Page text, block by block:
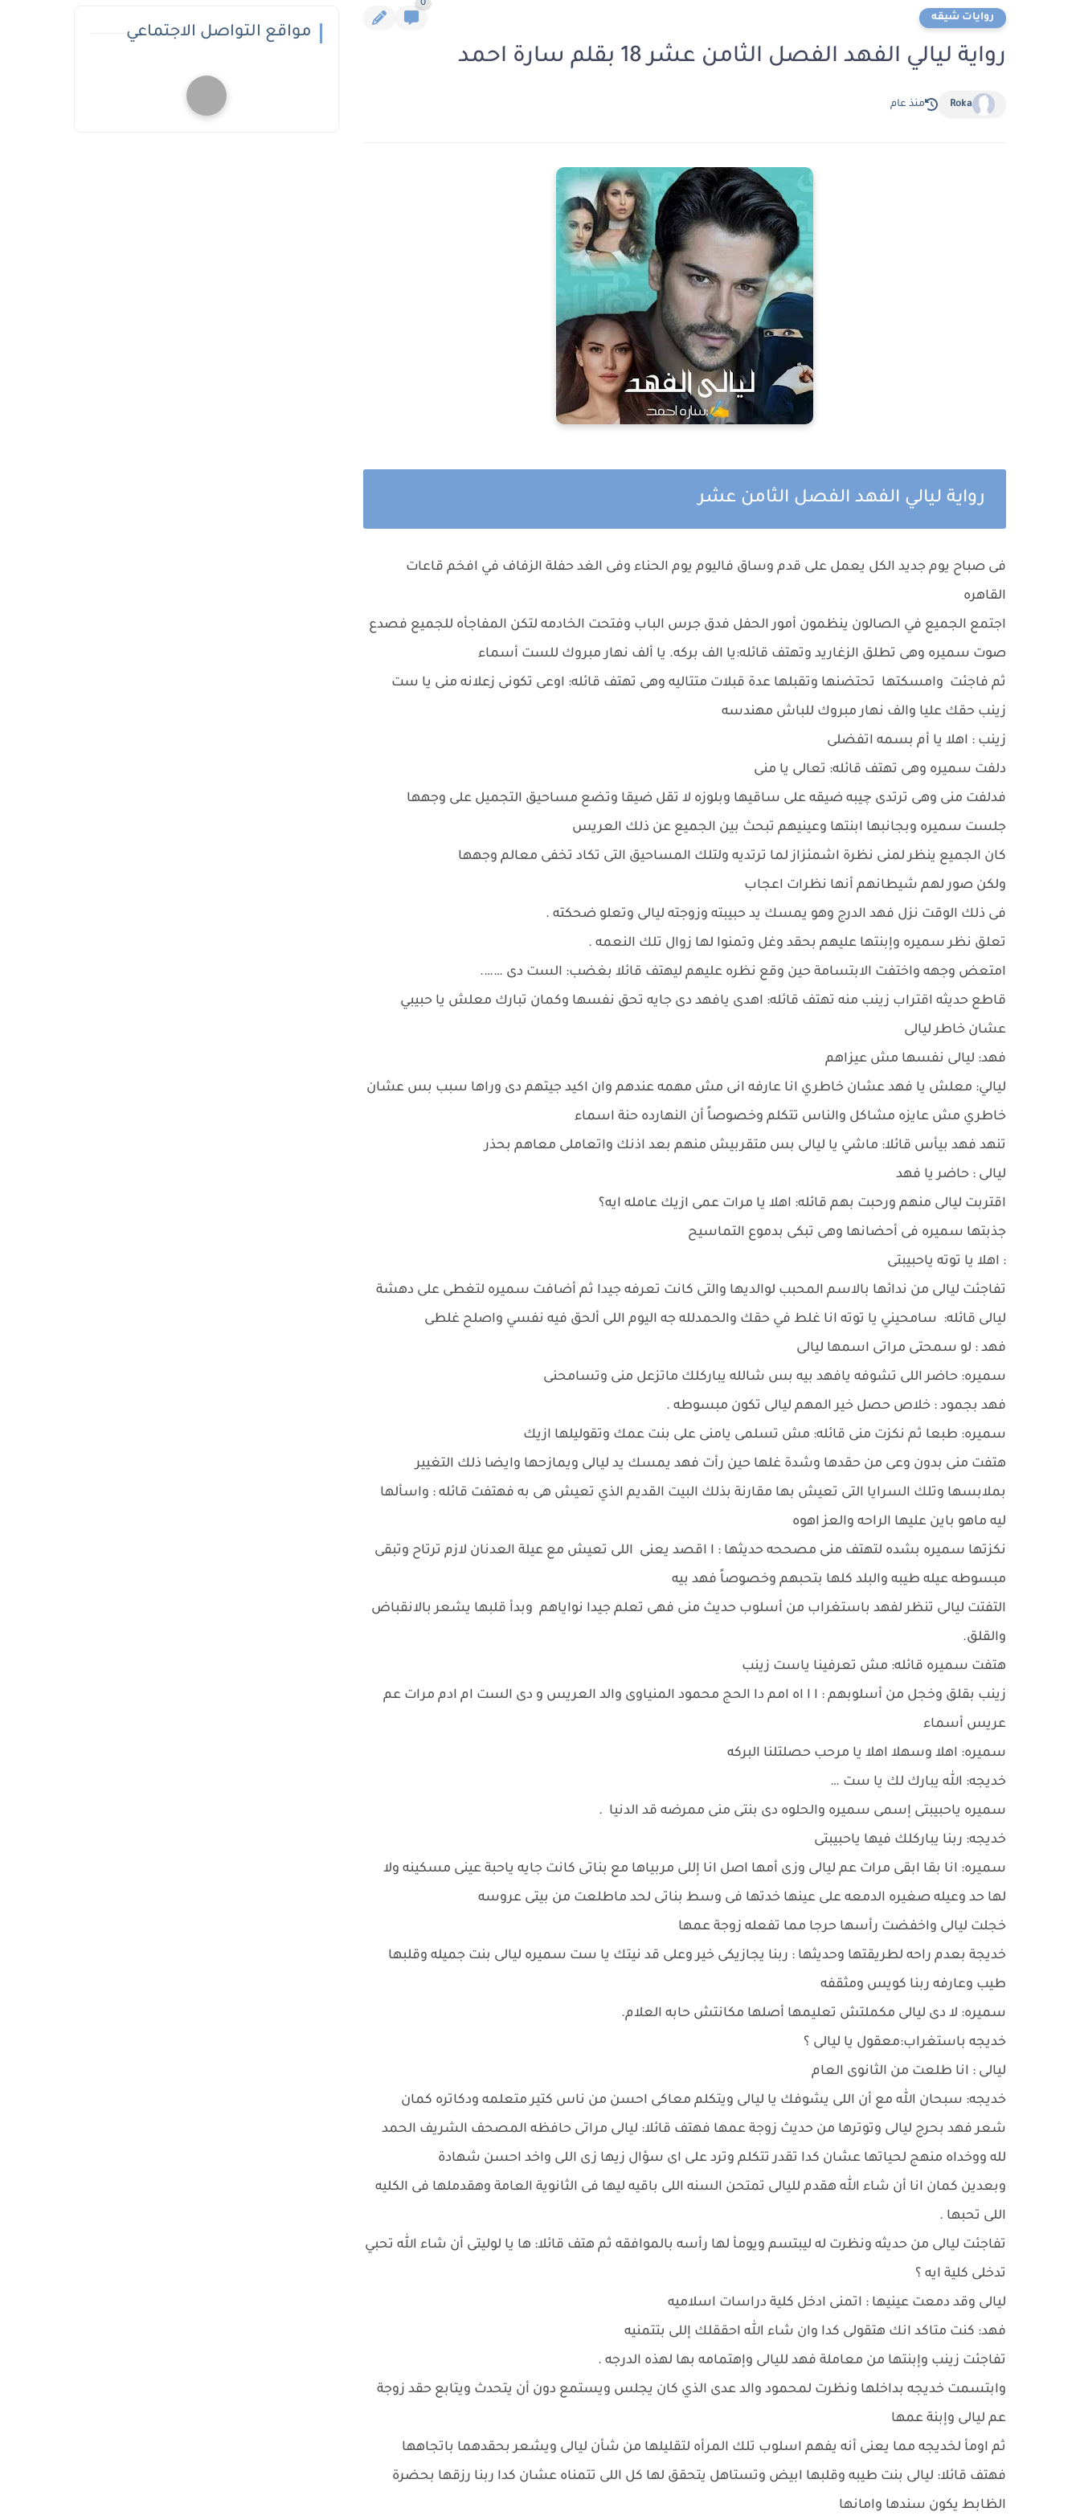
روايات شيقه
0
رواية ليالي الفهد الفصل الثامن عشر 18 بقلم سارة احمد
Roka منذ عام
رواية ليالي الفهد الفصل الثامن عشر
فى صباح يوم جديد الكل يعمل على قدم وساق فاليوم يوم الحناء وفى الغد حفلة الزفاف في افخم قاعات
القاهره
اجتمع الجميع في الصالون ينظمون أمور الحفل فدق جرس الباب وفتحت الخادمه لتكن المفاجأه للجميع فصدع
صوت سميره وهى تطلق الزغاريد وتهتف قائله:يا الف بركه. يا ألف نهار مبروك للست أسماء
ثم فاجئت وامسكتها تحتضنها وتقبلها عدة قبلات متتاليه وهى تهتف قائله: اوعى تكونى زعلانه منى يا ست
زينب حقك عليا والف نهار مبروك للباش مهندسه
زينب : اهلا يا أم بسمه اتفضلى
دلفت سميره وهى تهتف قائله: تعالى يا منى
فدلفت منى وهى ترتدى چيبه ضيقه على ساقيها وبلوزه لا تقل ضيقا وتضع مساحيق التجميل على وجهها
جلست سميره وبجانبها ابنتها وعينيهم تبحث بين الجميع عن ذلك العريس
كان الجميع ينظر لمنى نظرة اشمئزاز لما ترتديه ولتلك المساحيق التى تكاد تخفى معالم وجهها
ولكن صور لهم شيطانهم أنها نظرات اعجاب
فى ذلك الوقت نزل فهد الدرج وهو يمسك يد حبيبته وزوجته ليالى وتعلو ضحكته .
تعلق نظر سميره وإبنتها عليهم بحقد وغل وتمنوا لها زوال تلك النعمه .
امتعض وجهه واختفت الابتسامة حين وقع نظره عليهم ليهتف قائلا بغضب: الست دى …….
قاطع حديثه اقتراب زينب منه تهتف قائله: اهدى يافهد دى جايه تحق نفسها وكمان تبارك معلش يا حبيبي
عشان خاطر ليالى
فهد: ليالى نفسها مش عيزاهم
ليالي: معلش يا فهد عشان خاطري انا عارفه انى مش مهمه عندهم وان اكيد جيتهم دى وراها سبب بس عشان
خاطري مش عايزه مشاكل والناس تتكلم وخصوصاً أن النهارده حنة اسماء
تنهد فهد بيأس قائلا: ماشي يا ليالى بس متقربيش منهم بعد اذنك واتعاملى معاهم بحذر
ليالى : حاضر يا فهد
اقتربت ليالى منهم ورحبت بهم قائله: اهلا يا مرات عمى ازيك عامله ايه؟
جذبتها سميره فى أحضانها وهى تبكى بدموع التماسيح
: اهلا يا توته ياحبيبتى
تفاجئت ليالى من ندائها بالاسم المحبب لوالديها والتى كانت تعرفه جيدا ثم أضافت سميره لتغطى على دهشة
ليالى قائله: سامحيني يا توته انا غلط في حقك والحمدلله جه اليوم اللى ألحق فيه نفسي واصلح غلطى
فهد : لو سمحتى مراتى اسمها ليالى
سميره: حاضر اللى تشوفه يافهد بيه بس شالله يباركلك ماتزعل منى وتسامحنى
فهد بجمود : خلاص حصل خير المهم ليالى تكون مبسوطه .
سميره: طبعا ثم نكزت منى قائله: مش تسلمى يامنى على بنت عمك وتقوليلها ازيك
هتفت منى بدون وعى من حقدها وشدة غلها حين رأت فهد يمسك يد ليالى ويمازحها وايضا ذلك التغيير
بملابسها وتلك السرايا التى تعيش بها مقارنة بذلك البيت القديم الذي تعيش هى به فهتفت قائله : واسألها
ليه ماهو باين عليها الراحه والعز اهوه
نكزتها سميره بشده لتهتف منى مصححه حديثها : ا اقصد يعنى اللى تعيش مع عيلة العدنان لازم ترتاح وتبقى
مبسوطه عيله طيبه والبلد كلها بتحبهم وخصوصاً فهد بيه
التفتت ليالى تنظر لفهد باستغراب من أسلوب حديث منى فهى تعلم جيدا نواياهم وبدأ قلبها يشعر بالانقباض
والقلق.
هتفت سميره قائله: مش تعرفينا ياست زينب
زينب بقلق وخجل من أسلوبهم : ا ا اه امم دا الحج محمود المنياوى والد العريس و دى الست ام ادم مرات عم
عريس أسماء
سميره: اهلا وسهلا اهلا يا مرحب حصلتلنا البركه
خديجه: الله يبارك لك يا ست …
سميره ياحبيبتى إسمى سميره والحلوه دى بنتى منى ممرضه قد الدنيا .
خديجه: ربنا يباركلك فيها ياحبيبتى
سميره: انا بقا ابقى مرات عم ليالى وزى أمها اصل انا إللى مربياها مع بناتى كانت جايه ياحبة عينى مسكينه ولا
لها حد وعيله صغيره الدمعه على عينها خدتها فى وسط بناتى لحد ماطلعت من بيتى عروسه
خجلت ليالى واخفضت رأسها حرجا مما تفعله زوجة عمها
خديجة بعدم راحه لطريقتها وحديثها : ربنا يجازيكى خير وعلى قد نيتك يا ست سميره ليالى بنت جميله وقلبها
طيب وعارفه ربنا كويس ومثقفه
سميره: لا دى ليالى مكملتش تعليمها أصلها مكانتش حابه العلام.
خديجه باستغراب:معقول يا ليالى ؟
ليالى : انا طلعت من الثانوى العام
خديجه: سبحان الله مع أن اللى يشوفك يا ليالى ويتكلم معاكى احسن من ناس كتير متعلمه ودكاتره كمان
شعر فهد بحرج ليالى وتوترها من حديث زوجة عمها فهتف قائلا: ليالى مراتى حافظه المصحف الشريف الحمد
لله ووخداه منهج لحياتها عشان كدا تقدر تتكلم وترد على اى سؤال زيها زى اللى واخد احسن شهادة
وبعدين كمان انا أن شاء الله هقدم لليالى تمتحن السنه اللى باقيه ليها فى الثانوية العامة وهقدملها فى الكليه
اللى تحبها .
تفاجئت ليالى من حديثه ونظرت له ليبتسم ويومأ لها رأسه بالموافقه ثم هتف قائلا: ها يا لوليتى أن شاء الله تحبي
تدخلى كلية ايه ؟
ليالى وقد دمعت عينيها : اتمنى ادخل كلية دراسات اسلاميه
فهد: كنت متاكد انك هتقولى كدا وان شاء الله احققلك إللى بتتمنيه
تفاجئت زينب وإبنتها من معاملة فهد لليالى وإهتمامه بها لهذه الدرجه .
وابتسمت خديجه بداخلها ونظرت لمحمود والد عدى الذي كان يجلس ويستمع دون أن يتحدث ويتابع حقد زوجة
عم ليالى وإبنة عمها
ثم اومأ لخديجه مما يعنى أنه يفهم اسلوب تلك المرأه لتقليلها من شأن ليالى ويشعر بحقدهما باتجاهها
فهتف قائلا: ليالى بنت طيبه وقلبها ابيض وتستاهل يتحقق لها كل اللى تتمناه عشان كدا ربنا رزقها بحضرة
الظابط يكون سندها وامانها
مواقع التواصل الاجتماعي